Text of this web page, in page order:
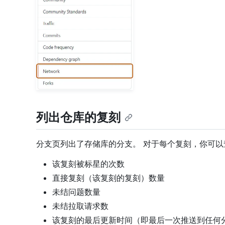
列出仓库的复刻
分支页列出了存储库的分支。 对于每个复刻，你可以
该复刻被标星的次数
直接复刻（该复刻的复刻）数量
未结问题数量
未结拉取请求数
该复刻的最后更新时间（即最后一次推送到任何